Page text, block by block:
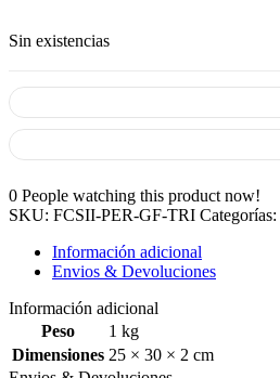
Sin existencias
0 People watching this product now!
SKU: FCSII-PER-GF-TRI Categorías:
Información adicional
Envios & Devoluciones
Información adicional
Peso
1 kg
Dimensiones 25 × 30 × 2 cm